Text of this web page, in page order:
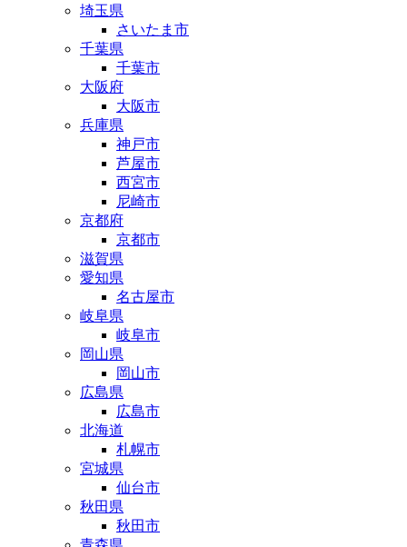
埼玉県
さいたま市
千葉県
千葉市
大阪府
大阪市
兵庫県
神戸市
芦屋市
西宮市
尼崎市
京都府
京都市
滋賀県
愛知県
名古屋市
岐阜県
岐阜市
岡山県
岡山市
広島県
広島市
北海道
札幌市
宮城県
仙台市
秋田県
秋田市